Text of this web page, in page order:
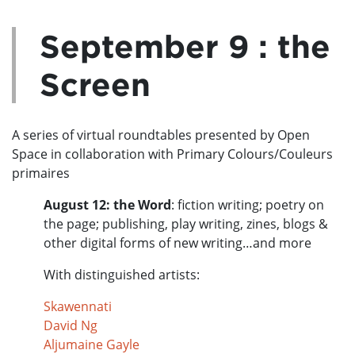
September 9 : the
Screen
A series of virtual roundtables presented by Open
Space in collaboration with Primary Colours/Couleurs
primaires
August 12: the Word: fiction writing; poetry on
the page; publishing, play writing, zines, blogs &
other digital forms of new writing…and more
With distinguished artists:
Skawennati
David Ng
Aljumaine Gayle